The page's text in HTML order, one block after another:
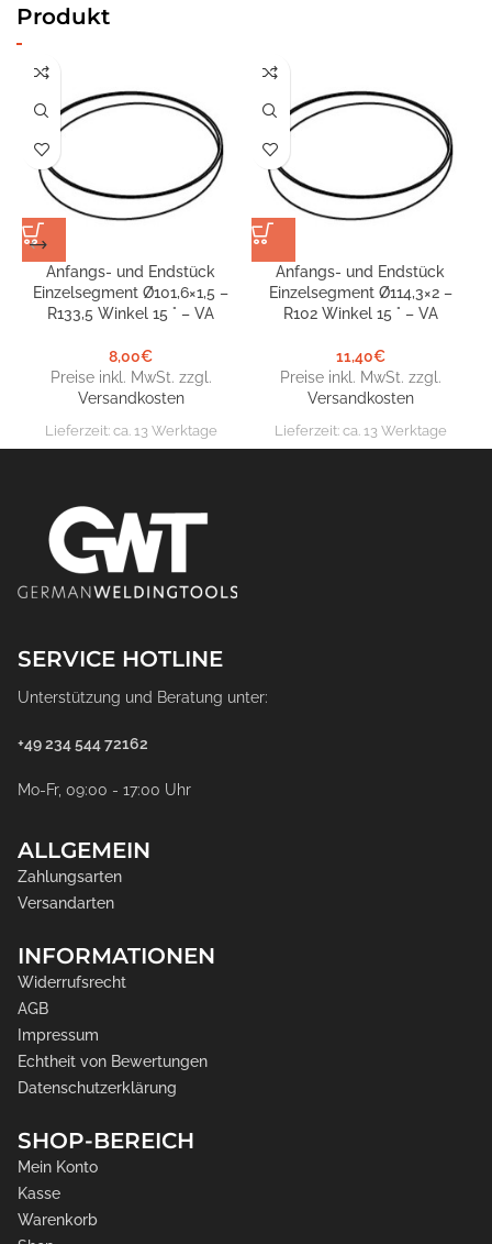
Produkt
Anfangs- und Endstück
Einzelsegment Ø101,6×1,5 –
R133,5 Winkel 15 ° – VA
8,00€
Preise inkl. MwSt. zzgl.
Versandkosten
Lieferzeit: ca. 13 Werktage
Anfangs- und Endstück
Einzelsegment Ø114,3×2 –
R102 Winkel 15 ° – VA
11,40€
Preise inkl. MwSt. zzgl.
Versandkosten
Lieferzeit: ca. 13 Werktage
SERVICE HOTLINE
Unterstützung und Beratung unter:
+49 234 544 72162
Mo-Fr, 09:00 - 17:00 Uhr
ALLGEMEIN
Zahlungsarten
Versandarten
INFORMATIONEN
Widerrufsrecht
AGB
Impressum
Echtheit von Bewertungen
Datenschutzerklärung
SHOP-BEREICH
Mein Konto
Kasse
Warenkorb